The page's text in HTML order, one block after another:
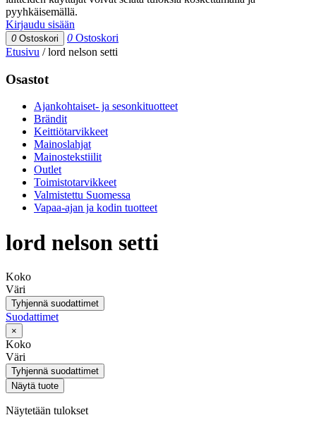
pyyhkäisemällä.
Kirjaudu sisään
0 Ostoskori 0 Ostoskori
Etusivu /lord nelson setti
Osastot
Ajankohtaiset- ja sesonkituotteet
Brändit
Keittiötarvikkeet
Mainoslahjat
Mainostekstiilit
Outlet
Toimistotarvikkeet
Valmistettu Suomessa
Vapaa-ajan ja kodin tuotteet
lord nelson setti
Koko
Väri
Tyhjennä suodattimet
Suodattimet
×
Koko
Väri
Tyhjennä suodattimet
Näytä tuote
Näytetään tulokset